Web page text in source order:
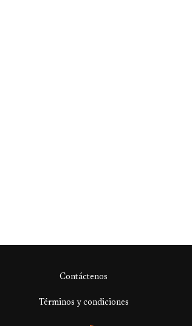
Contáctenos
Términos y condiciones